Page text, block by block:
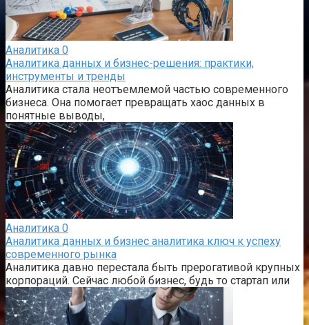
Аналитика 0
Аналитика данных и бизнес-решения: практики,
инструменты и тренды
Аналитика стала неотъемлемой частью современного
бизнеса. Она помогает превращать хаос данных в
понятные выводы,
Аналитика 0
Аналитика данных и бизнес аналитика ключ к успеху
современного рынка
Аналитика давно перестала быть прерогативой крупных
корпораций. Сейчас любой бизнес, будь то стартап или